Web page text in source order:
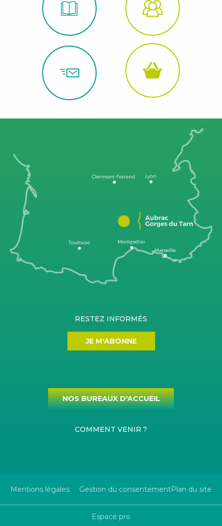
RESTEZ INFORMÉS
JE M'ABONNE
NOS BUREAUX D'ACCUEIL
COMMENT VENIR ?
Mentions légales Gestion du consentementPlan du site
Espace pro